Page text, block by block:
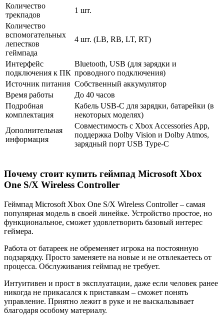
Количество
трекпадов
1 шт.
Количество
вспомогательных
лепестков
геймпада
4 шт. (LB, RB, LT, RT)
Интерфейс
подключения к ПК
Bluetooth, USB (для зарядки и
проводного подключения)
Источник питания Собственный аккумулятор
Время работы
До 40 часов
Подробная
комплектация
Кабель USB-C для зарядки, батарейки (в
некоторых моделях)
Дополнительная
информация
Совместимость с Xbox Accessories App,
поддержка Dolby Vision и Dolby Atmos,
зарядный порт USB Type-C
Почему стоит купить геймпад Microsoft Xbox
One S/X Wireless Controller
Геймпад Microsoft Xbox One S/X Wireless Controller – самая
популярная модель в своей линейке. Устройство простое, но
функциональное, сможет удовлетворить базовый интерес
геймера.
Работа от батареек не обременяет игрока на постоянную
подзарядку. Просто заменяете на новые и не отвлекаетесь от
процесса. Обслуживания геймпад не требует.
Интуитивен и прост в эксплуатации, даже если человек ранее
никогда не прикасался к приставкам – сможет понять
управление. Приятно лежит в руке и не выскальзывает
благодаря особому материалу.